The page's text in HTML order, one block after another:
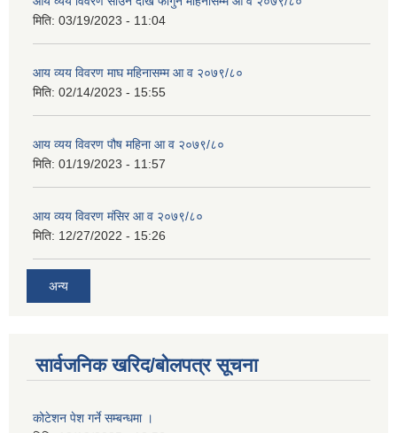
मिति: 03/19/2023 - 11:04
आय व्यय विवरण माघ महिनासम्म आ व २०७९/८०
मिति: 02/14/2023 - 15:55
आय व्यय विवरण पौष महिना आ व २०७९/८०
मिति: 01/19/2023 - 11:57
आय व्यय विवरण मंसिर आ व २०७९/८०
मिति: 12/27/2022 - 15:26
अन्य
सार्वजनिक खरिद/बोलपत्र सूचना
कोटेशन पेश गर्ने सम्बन्धमा ।